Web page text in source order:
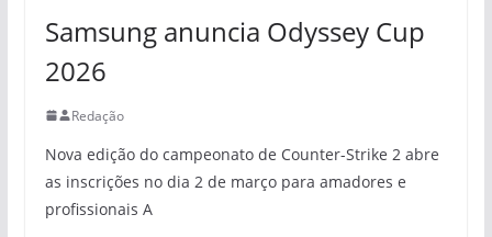
Samsung anuncia Odyssey Cup
2026
Redação
Nova edição do campeonato de Counter-Strike 2 abre
as inscrições no dia 2 de março para amadores e
profissionais A